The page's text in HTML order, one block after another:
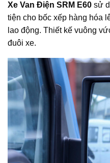
Xe Van Điện SRM E60 sử
tiện cho bốc xếp hàng hóa
lao động. Thiết kế vuông
đuôi xe.